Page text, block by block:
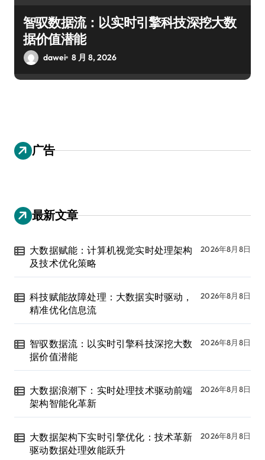
智驭数据流：以实时引擎科技深挖大数
据价值潜能
dawei 8 月 8, 2026
广告
最新文章
大数据赋能：计算机视觉实时处理架构
及技术优化策略
2026年8月8日
科技赋能故障处理：大数据实时驱动，
精准优化信息流
2026年8月8日
智驭数据流：以实时引擎科技深挖大数
据价值潜能
2026年8月8日
大数据浪潮下：实时处理技术驱动前端
架构智能化革新
2026年8月8日
大数据架构下实时引擎优化：技术革新
驱动数据处理效能跃升
2026年8月8日